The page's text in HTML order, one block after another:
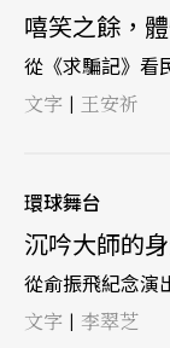
嘻笑之餘，
從《求騙記》看
文字 | 王安祈
環球舞台
沉吟大師的
從俞振飛紀念演
文字 | 李翠芝